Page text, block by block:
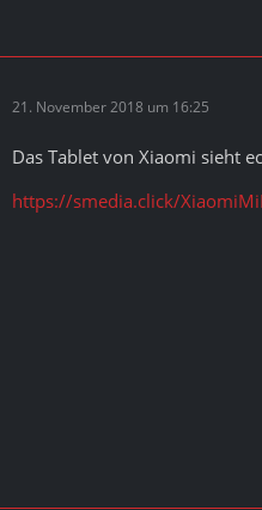
21. November 2018 um 16:25
Das Tablet von Xiaomi sieht
https://smedia.click/